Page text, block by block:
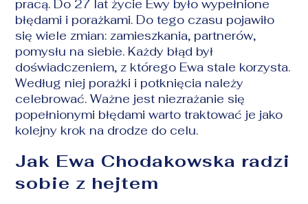
pracą. Do 27 lat życie Ewy było wypełnione
błędami i porażkami. Do tego czasu pojawiło
się wiele zmian: zamieszkania, partnerów,
pomysłu na siebie. Każdy błąd był
doświadczeniem, z którego Ewa stale korzysta.
Według niej porażki i potknięcia należy
celebrować. Ważne jest niezrażanie się
popełnionymi błędami warto traktować je jako
kolejny krok na drodze do celu.
Jak Ewa Chodakowska radzi
sobie z hejtem